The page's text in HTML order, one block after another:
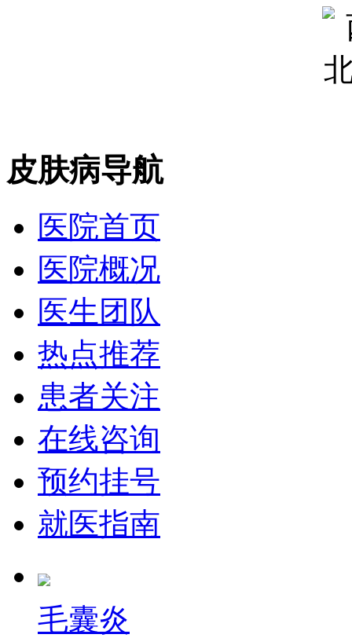
皮肤病导航
医院首页
医院概况
医生团队
热点推荐
患者关注
在线咨询
预约挂号
就医指南
毛囊炎